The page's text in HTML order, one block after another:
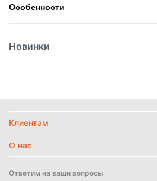
Особенности
Вид
Найти похожие
Новинки
Клиентам
О нас
Ответим на ваши вопросы